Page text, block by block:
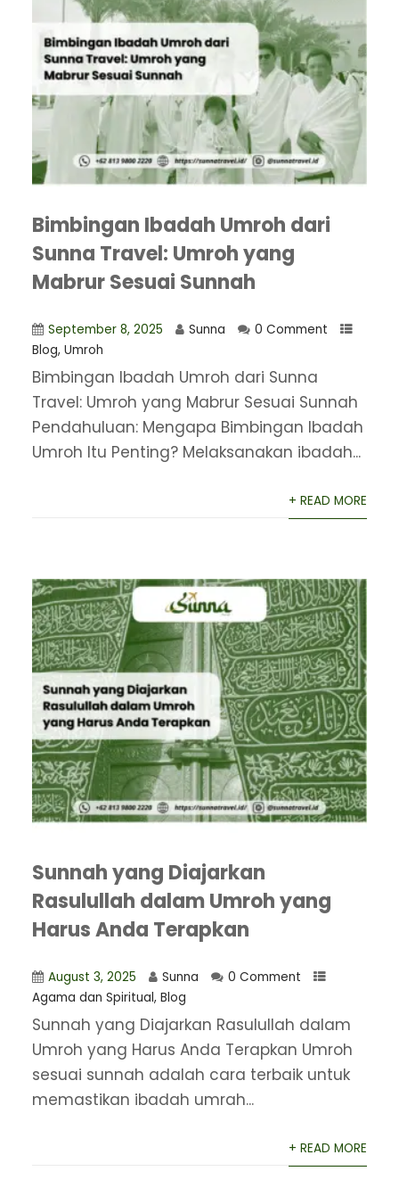
Bimbingan Ibadah Umroh dari
Sunna Travel: Umroh yang
Mabrur Sesuai Sunnah
September 8, 2025 Sunna
0 Comment
Blog, Umroh
Bimbingan Ibadah Umroh dari Sunna
Travel: Umroh yang Mabrur Sesuai Sunnah
Pendahuluan: Mengapa Bimbingan Ibadah
Umroh Itu Penting? Melaksanakan ibadah...
+ READ MORE
Sunnah yang Diajarkan
Rasulullah dalam Umroh yang
Harus Anda Terapkan
August 3, 2025 Sunna
0 Comment
Agama dan Spiritual, Blog
​Sunnah yang Diajarkan Rasulullah dalam
Umroh yang Harus Anda Terapkan Umroh
sesuai sunnah adalah cara terbaik untuk
memastikan ibadah umrah...
+ READ MORE